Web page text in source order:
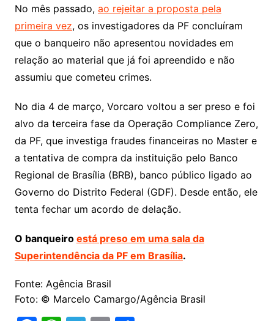
No mês passado, ao rejeitar a proposta pela
primeira vez, os investigadores da PF concluíram
que o banqueiro não apresentou novidades em
relação ao material que já foi apreendido e não
assumiu que cometeu crimes.
No dia 4 de março, Vorcaro voltou a ser preso e foi
alvo da terceira fase da Operação Compliance Zero,
da PF, que investiga fraudes financeiras no Master e
a tentativa de compra da instituição pelo Banco
Regional de Brasília (BRB), banco público ligado ao
Governo do Distrito Federal (GDF). Desde então, ele
tenta fechar um acordo de delação.
O banqueiro está preso em uma sala da
Superintendência da PF em Brasília.
Fonte: Agência Brasil
Foto: © Marcelo Camargo/Agência Brasil